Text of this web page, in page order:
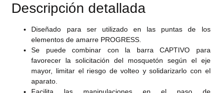
Descripción detallada
Diseñado para ser utilizado en las puntas de los
elementos de amarre PROGRESS.
Se puede combinar con la barra CAPTIVO para
favorecer la solicitación del mosquetón según el eje
mayor, limitar el riesgo de volteo y solidarizarlo con el
aparato.